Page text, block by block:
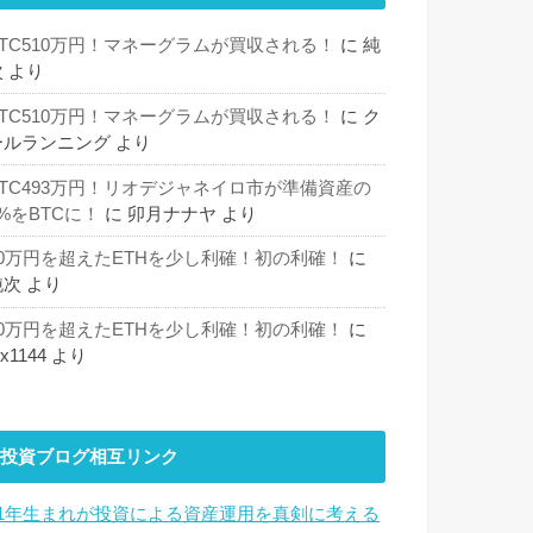
万円！マネーグラムが買収される！ に 純
より
万円！マネーグラムが買収される！ に ク
ルランニング より
万円！リオデジャネイロ市が準備資産の
をBTCに！
に 卯月ナナヤ より
万円を超えたETHを少し利確！初の利確！
に
より
万円を超えたETHを少し利確！初の利確！
に
より
投資ブログ相互リンク
年生まれが投資による資産運用を真剣に考える